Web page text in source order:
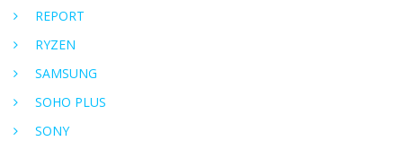
REPORT
RYZEN
SAMSUNG
SOHO PLUS
SONY